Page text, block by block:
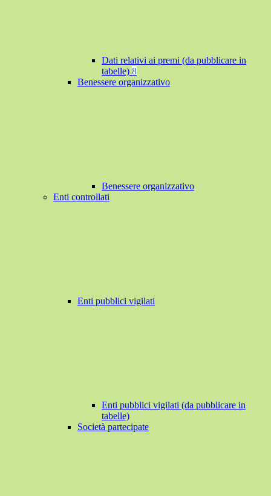
Dati relativi ai premi (da pubblicare in
tabelle) 8
Benessere organizzativo
Benessere organizzativo
Enti controllati
Enti pubblici vigilati
Enti pubblici vigilati (da pubblicare in
tabelle)
Società partecipate